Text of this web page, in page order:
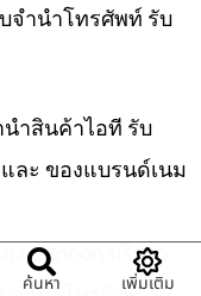
จำนำโทรศัพท์ รับ
นำสินค้าไอที รับ
ละ ของแบรนด์เนม
Cannon บริการ
ค้นหา เพิ่มเติม